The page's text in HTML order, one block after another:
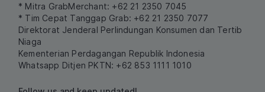
* Mitra GrabMerchant: +62 21 2350 7045
* Tim Cepat Tanggap Grab: +62 21 2350 7077
Direktorat Jenderal Perlindungan Konsumen dan Tertib
Niaga
Kementerian Perdagangan Republik Indonesia
Whatsapp Ditjen PKTN: +62 853 1111 1010